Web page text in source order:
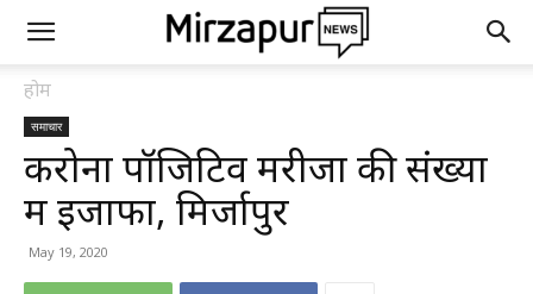
होम
समाचार
करोना पॉजिटिव मरीजों की संख्या
में इजाफा, मिर्जापुर
May 19, 2020